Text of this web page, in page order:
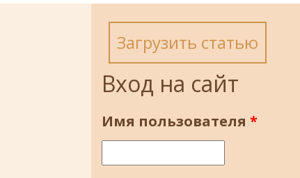
Загрузить статью
Вход на сайт
Имя пользователя *